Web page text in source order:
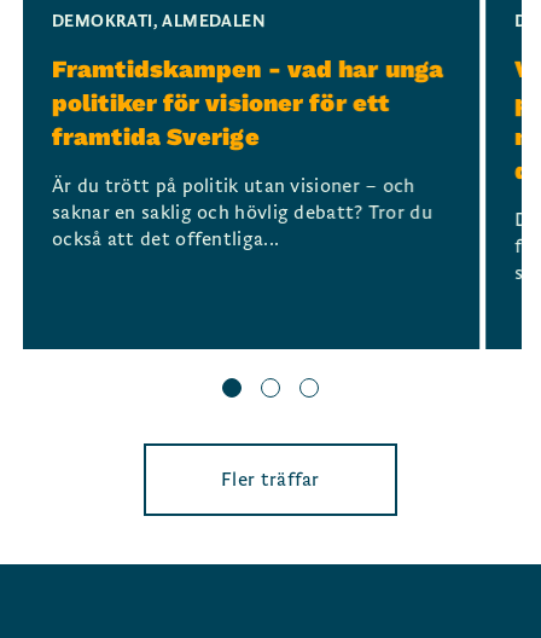
DEMOKRATI,ALMEDALEN
Framtidskampen - vad har unga
politiker för visioner för ett
framtida Sverige
Är du trött på politik utan visioner – och
saknar en saklig och hövlig debatt? Tror du
också att det offentliga...
Fler träffar